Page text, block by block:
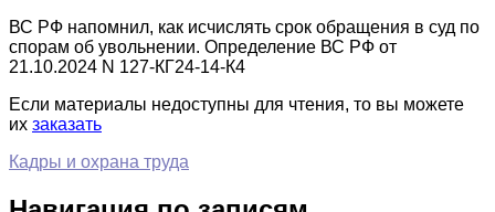
ВС РФ напомнил, как исчислять срок обращения в суд по
спорам об увольнении. Определение ВС РФ от
21.10.2024 N 127-КГ24-14-К4
Если материалы недоступны для чтения, то вы можете
их заказать
Кадры и охрана труда